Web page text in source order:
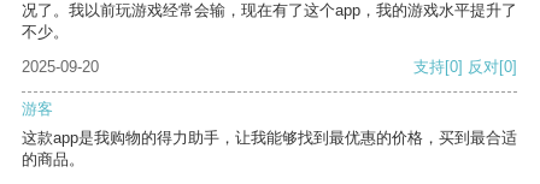
况了。我以前玩游戏经常会输，现在有了这个app，我的游戏水平提升了
不少。
2025-09-20
支持[0] 反对[0]
游客
这款app是我购物的得力助手，让我能够找到最优惠的价格，买到最合适
的商品。